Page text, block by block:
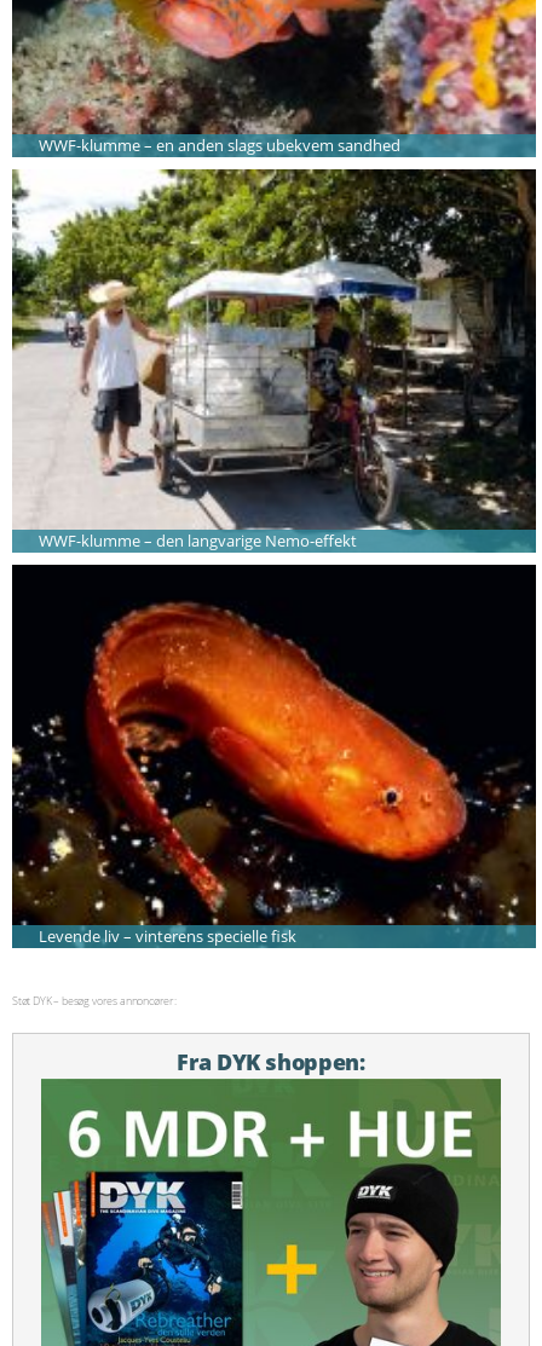
WWF-klumme – en anden slags ubekvem sandhed
WWF-klumme – den langvarige Nemo-effekt
Levende liv – vinterens specielle fisk
Støt DYK – besøg vores annoncører:
Fra DYK shoppen: